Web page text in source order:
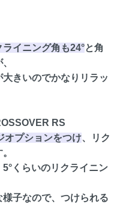
ライニング角も24°と角
きいのでかなりリラッ
RS
オプションをつけ、リク
くらいのリクライニン
子なので、つけられる